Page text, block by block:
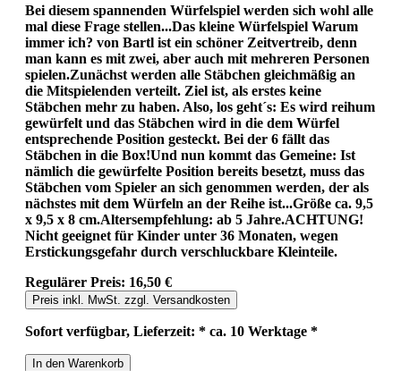
Bei diesem spannenden Würfelspiel werden sich wohl alle
mal diese Frage stellen...Das kleine Würfelspiel Warum
immer ich? von Bartl ist ein schöner Zeitvertreib, denn
man kann es mit zwei, aber auch mit mehreren Personen
spielen.Zunächst werden alle Stäbchen gleichmäßig an
die Mitspielenden verteilt. Ziel ist, als erstes keine
Stäbchen mehr zu haben. Also, los geht´s: Es wird reihum
gewürfelt und das Stäbchen wird in die dem Würfel
entsprechende Position gesteckt. Bei der 6 fällt das
Stäbchen in die Box!Und nun kommt das Gemeine: Ist
nämlich die gewürfelte Position bereits besetzt, muss das
Stäbchen vom Spieler an sich genommen werden, der als
nächstes mit dem Würfeln an der Reihe ist...Größe ca. 9,5
x 9,5 x 8 cm.Altersempfehlung: ab 5 Jahre.ACHTUNG!
Nicht geeignet für Kinder unter 36 Monaten, wegen
Erstickungsgefahr durch verschluckbare Kleinteile.
Regulärer Preis: 16,50 €
Preis inkl. MwSt. zzgl. Versandkosten
Sofort verfügbar, Lieferzeit: * ca. 10 Werktage *
In den Warenkorb